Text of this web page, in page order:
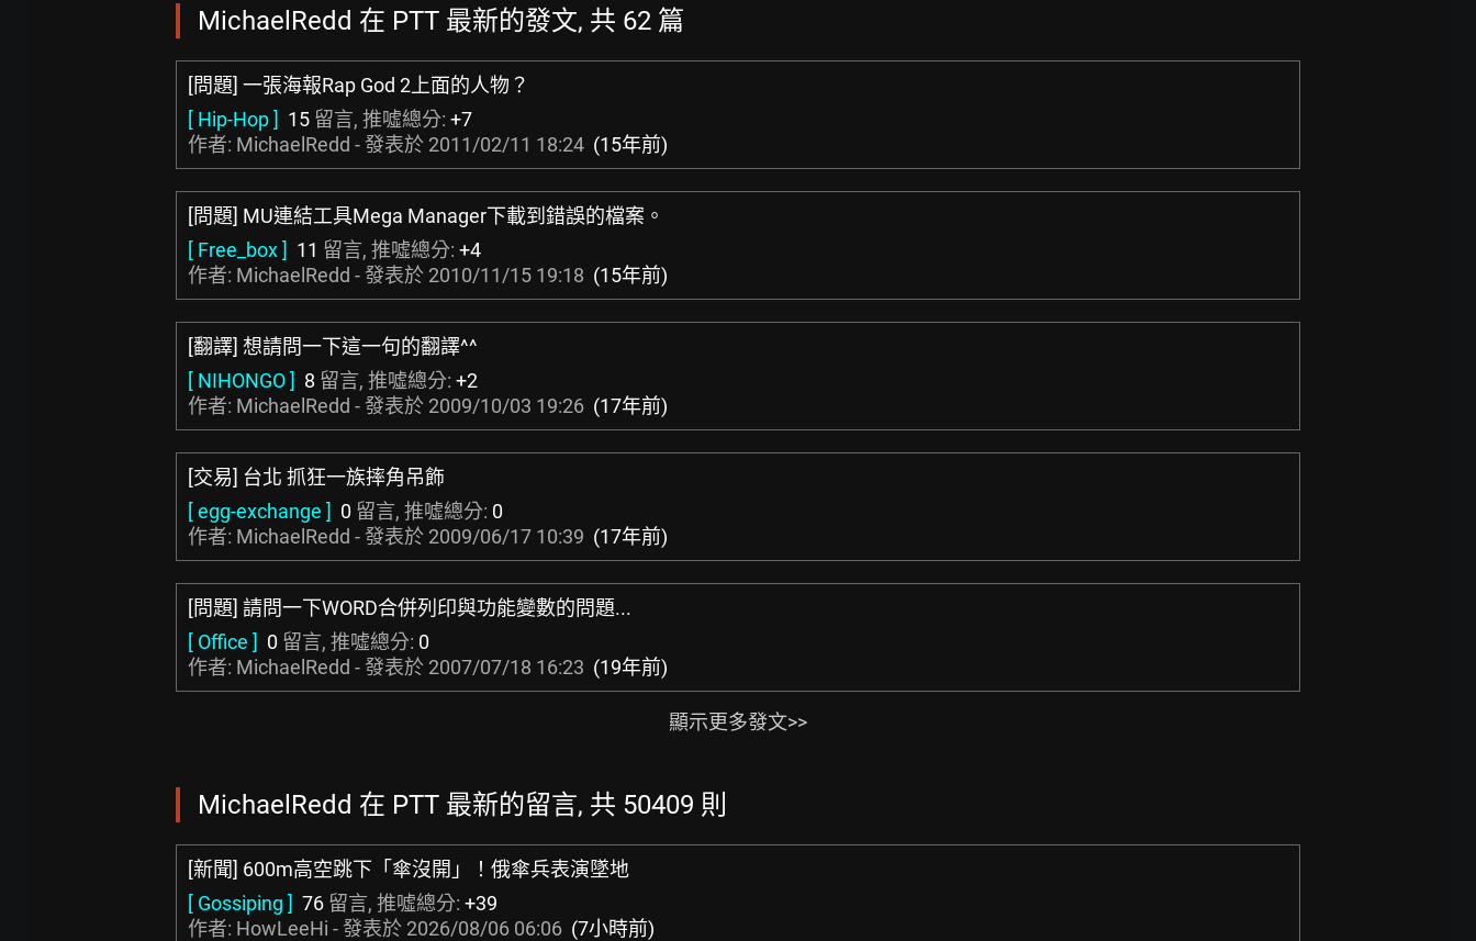
MichaelRedd 在 PTT 最新的發文, 共 62 篇
[問題] 一張海報Rap God 2上面的人物？
[ Hip-Hop ] 15 留言, 推噓總分: +7
作者: MichaelRedd - 發表於 2011/02/11 18:24 (15年前)
[問題] MU連結工具Mega Manager下載到錯誤的檔案。
[ Free_box ] 11 留言, 推噓總分: +4
作者: MichaelRedd - 發表於 2010/11/15 19:18 (15年前)
[翻譯] 想請問一下這一句的翻譯^^
[ NIHONGO ] 8 留言, 推噓總分: +2
作者: MichaelRedd - 發表於 2009/10/03 19:26 (17年前)
[交易] 台北 抓狂一族摔角吊飾
[ egg-exchange ] 0 留言, 推噓總分: 0
作者: MichaelRedd - 發表於 2009/06/17 10:39 (17年前)
[問題] 請問一下WORD合併列印與功能變數的問題...
[ Office ] 0 留言, 推噓總分: 0
作者: MichaelRedd - 發表於 2007/07/18 16:23 (19年前)
顯示更多發文>>
MichaelRedd 在 PTT 最新的留言, 共 50409 則
[新聞] 600m高空跳下「傘沒開」！俄傘兵表演墜地
[ Gossiping ] 76 留言, 推噓總分: +39
作者: HowLeeHi - 發表於 2026/08/06 06:06 (7小時前)